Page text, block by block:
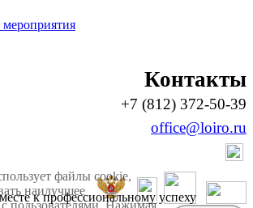
Контакты
+7 (812) 372-50-39
office@loiro.ru
к профессиональному успеху
файлы cookie,
наилучшее
пользователями. Нажимая